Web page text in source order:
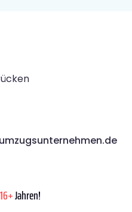
16+Jahren!